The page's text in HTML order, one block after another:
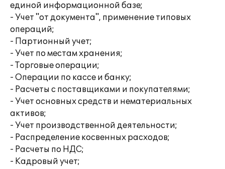
единой информационной базе;
- Учет "от документа", применение типовых
операций;
- Партионный учет;
- Учет по местам хранения;
- Торговые операции;
- Операции по кассе и банку;
- Расчеты с поставщиками и покупателями;
- Учет основных средств и нематериальных
активов;
- Учет производственной деятельности;
- Распределение косвенных расходов;
- Расчеты по НДС;
- Кадровый учет;